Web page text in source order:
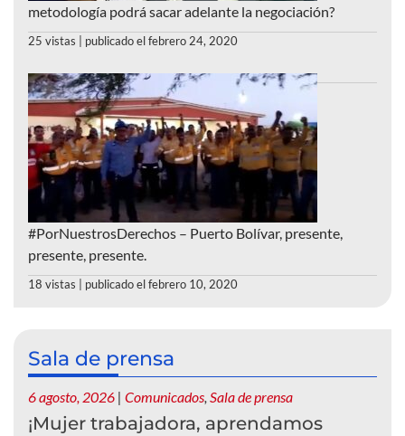
metodología podrá sacar adelante la negociación?
25 vistas publicado el febrero 24, 2020
#PorNuestrosDerechos – Puerto Bolívar, presente,
presente, presente.
18 vistas publicado el febrero 10, 2020
Sala de prensa
6 agosto, 2026 | Comunicados, Sala de prensa
¡Mujer trabajadora, aprendamos